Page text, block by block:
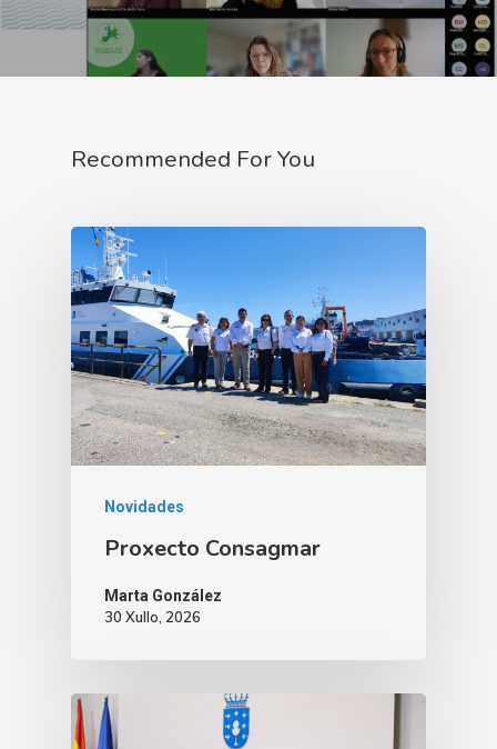
Recommended For You
Novidades
Proxecto Consagmar
Marta González
30 Xullo, 2026